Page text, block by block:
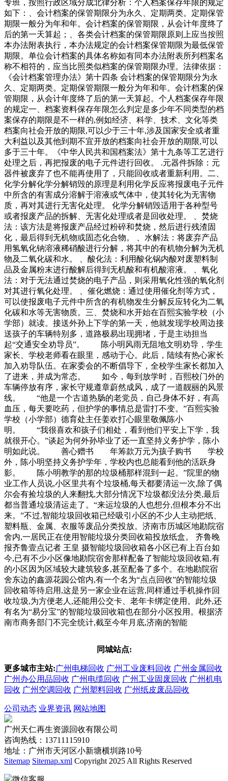
专班，按照行政区域分成北律分析：个人档案保存年限的规定
如下：、会计档案的保管期限分为永久、定期两类。定期保管
期限一般分为年和年。会计档案的保管期限，从会计年度终了
后的第一天算起；、各类会计档案的保管期限原则上应当按照
本办法附表执行，本办法规定的会计档案保管期限为最低保管
期限。单位会计档案的具体名称如有同本办法附表所列档案名
称不相符的，应当比照类似档案的保管期限办理。法律依据：
《会计档案管理办法》第十四条 会计档案的保管期限分为永
久、定期两类。定期保管期限一般分为年和年。会计档案的保
管期限，从会计年度终了后的第一天算起。个人档案保存年限
的规定一、档案资料保存年限怎么判定是多少年不同类型的档
案保存的期限是不一样的,例如经济、科学、技术、文化等类
档案向社会开放的期限,可以少于三十年,涉及国家安全或者重
大利益以及其他到期不宜开放的档案向社会开放的期限,可以
多于三十年。《中华人民共和国档案法》第十九条等工艺进行
处理之后，再把报废的电子元件进行回收。 .元器件拆除：元
器件被废弃了也不能再使用了，只能回收或者重新利用。二、
化学分解化学分解销毁的原理是利用化学反应将报废电子元件
中所含的有害成分溶解于溶液或气体中，使其转化为无害物
质，再对其进行无害化处理。 化学分解销毁适用于各种型号
或者报废产品的拆解、无害化处理或者是回收处理。 、焚烧
法：该方法是将报废产品经过粉碎和焚烧，然后进行残渣固
化，最后得到无机物或固态化合物。 、水解法：将废弃产品
用氢氧化钠溶液稀硝酸进行分解，将其中的有机物分解为无机
物及二氧化碳和水。 、酸化法：利用酸化锅内酸对废塑料制
品及金属粉末进行酸解后得到无机酸和有机酸溶液。 、氧化
法：对于无法通过焚烧的电子产品，则采用氧化性强的氧化剂
对其进行氧化处理。 、催化燃烧：通过使用催化剂等方式，
可以使报废电子元件中所含的有机物发生分解反应转化为二氧
化碳和水等无害物质。三、焚烧和水开始在百熙实验学校（小
学部）就读。接送外孙上下学的第一天，他就发现学校周边接
送孩子的车辆特别多，道路极易出现拥堵，于是主动担当
起“交通安全劝导员”。 陈小明风雨无阻地文明劝导，学生
家长、学校老师看在眼里，感动于心。此后，陆续有热心家长
加入劝导队伍。在家委会的不断倡导下，全校学生家长都加入
了进来，并成为常态。 如今，每到放学时，百熙校门外的
车辆停放有序，家长守规遵章蔚然成风，成了一道靓丽的风景
线。 “他是一个古道热肠的老党员，自己身体不好，有高
血压，每天要吃药，但护学的事情总是雷打不变。”百熙实验
学校（小学部）德育处主任姜欢打心眼里敬佩陈小
明。 “我很喜欢和孩子们相处，看到他们平安上下学，我
就很开心。”谈起为何外孙毕业了还一直坚持义务护学，陈小
明如此说。 善心赠书 年筹款万元为孩子购书 学校
外，陈小明坚持义务护学年，学校内也总能看到他的活跃身
影。 陈小明教学的那的垃圾桶那样混到一起。”院里的物
业工作人员说,小区里共有个垃圾桶,每天都要清运一次,除了偶
尔会有捡垃圾的人来翻找,大部分情况下垃圾都没法分类,最后
都当普通垃圾清运走了。“来运垃圾的人也想分,但根本分不出
来。”不过,智能垃圾回收箱已经吸引小区的不少人主动把纸、
塑料瓶、金属、衣服等废品分类投放。济南市历城区地勘院宿
舍内,一居民正在使用智能垃圾分类回收箱投放纸盒。 齐鲁晚
报齐鲁壹点记者 王皇 摄智能垃圾回收箱各小区已有上百台如
今,已有不少小区像地勘院宿舍那样配备了智能垃圾回收箱,有
的小区因为区域较大建筑较多,甚至配备了多个。在地勘院宿
舍东边的鑫源花园公馆内,有一个名为“点点回收”的智能垃圾
回收箱等待启用,这是另一家企业在运营,同样通过手机操作回
收垃圾,为方便老人,还能用公交卡、老年卡绑定使用。此外,还
有名为“易分宝”的智能垃圾回收箱也在部分小区投用。根据济
南市商务部门不完全统计,截至今年月底,济南的智能
同城站点:
更多城市主站:广州电梯回收 广州工业废料回收 广州金属回收
广州办公用品回收 广州电缆回收 广州工业固废回收 广州机电
回收 广州空调回收 广州塑料回收 广州纸皮废品回收
公司动态 业界资讯 网站地图
广州天仁再生资源回收有限公司
咨询热线：13711115910
地址：广州市天河区小新塘横圳路10号
Sitemap Sitemap.xml Copyright 2025 All Rights Reserved